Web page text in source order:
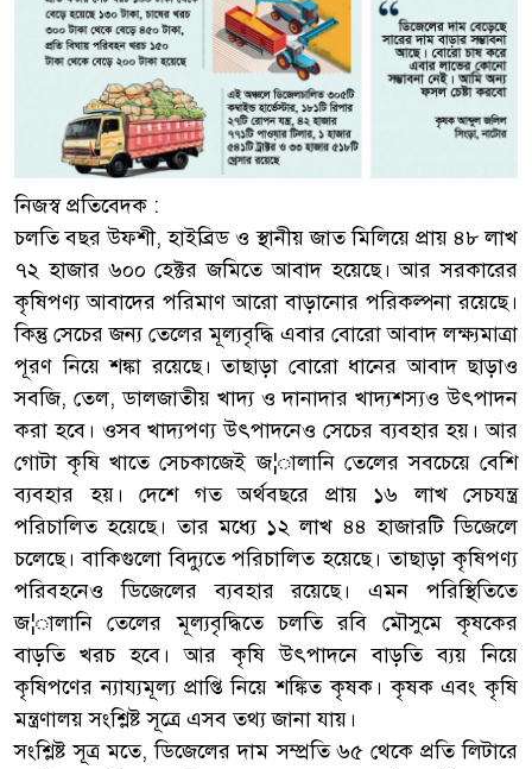
নিজস্ব প্রতিবেদক :
চলতি বছর উফশী, হাইব্রিড ও স্থানীয় জাত মিলিয়ে প্রায় ৪৮ লাখ
৭২ হাজার ৬০০ হেক্টর জমিতে আবাদ হয়েছে। আর সরকারের
কৃষিপণ্য আবাদের পরিমাণ আরো বাড়ানোর পরিকল্পনা রয়েছে।
কিন্তু সেচের জন্য তেলের মূল্যবৃদ্ধি এবার বোরো আবাদ লক্ষ্যমাত্রা
পূরণ নিয়ে শঙ্কা রয়েছে। তাছাড়া বোরো ধানের আবাদ ছাড়াও
সবজি, তেল, ডালজাতীয় খাদ্য ও দানাদার খাদ্যশস্যও উৎপাদন
করা হবে। ওসব খাদ্যপণ্য উৎপাদনেও সেচের ব্যবহার হয়। আর
গোটা কৃষি খাতে সেচকাজেই জ¦ালানি তেলের সবচেয়ে বেশি
ব্যবহার হয়। দেশে গত অর্থবছরে প্রায় ১৬ লাখ সেচযন্ত্র
পরিচালিত হয়েছে। তার মধ্যে ১২ লাখ ৪৪ হাজারটি ডিজেলে
চলেছে। বাকিগুলো বিদ্যুতে পরিচালিত হয়েছে। তাছাড়া কৃষিপণ্য
পরিবহনেও ডিজেলের ব্যবহার রয়েছে। এমন পরিস্থিতিতে
জ¦ালানি তেলের মূল্যবৃদ্ধিতে চলতি রবি মৌসুমে কৃষকের
বাড়তি খরচ হবে। আর কৃষি উৎপাদনে বাড়তি ব্যয় নিয়ে
কৃষিপণের ন্যায্যমূল্য প্রাপ্তি নিয়ে শঙ্কিত কৃষক। কৃষক এবং কৃষি
মন্ত্রণালয় সংশ্লিষ্ট সূত্রে এসব তথ্য জানা যায়।
সংশ্লিষ্ট সূত্র মতে, ডিজেলের দাম সম্প্রতি ৬৫ থেকে প্রতি লিটারে